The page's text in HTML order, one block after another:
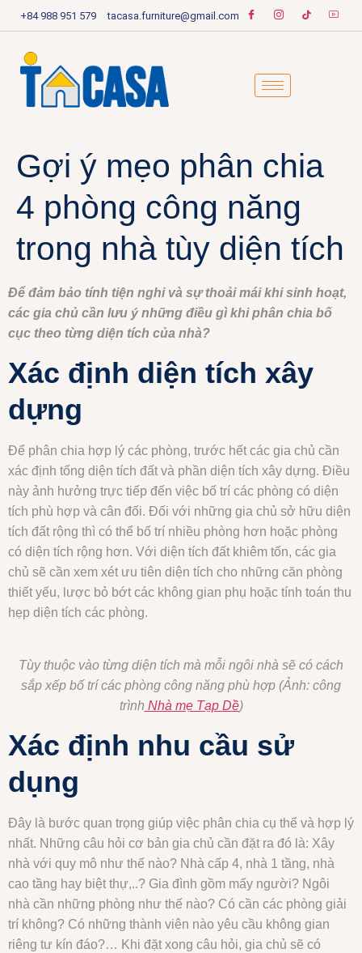
+84 988 951 579 tacasa.furniture@gmail.com
Gợi ý mẹo phân chia
4 phòng công năng
trong nhà tùy diện tích
Để đảm bảo tính tiện nghi và sự thoải mái khi sinh hoạt,
các gia chủ cần lưu ý những điều gì khi phân chia bố
cục theo từng diện tích của nhà?
Xác định diện tích xây
dựng
Để phân chia hợp lý các phòng, trước hết các gia chủ cần
xác định tổng diện tích đất và phần diện tích xây dựng. Điều
này ảnh hưởng trực tiếp đến việc bố trí các phòng có diện
tích phù hợp và cân đối. Đối với những gia chủ sở hữu diện
tích đất rộng thì có thể bố trí nhiều phòng hơn hoặc phòng
có diện tích rộng hơn. Với diện tích đất khiêm tốn, các gia
chủ sẽ cần xem xét ưu tiên diện tích cho những căn phòng
thiết yếu, lược bỏ bớt các không gian phụ hoặc tính toán thu
hẹp diện tích các phòng.
Tùy thuộc vào từng diện tích mà mỗi ngôi nhà sẽ có cách
sắp xếp bố trí các phòng công năng phù hợp (Ảnh: công
trình Nhà mẹ Tạp Dề)
Xác định nhu cầu sử
dụng
Đây là bước quan trọng giúp việc phân chia cụ thể và hợp lý
nhất. Những câu hỏi cơ bản gia chủ cần đặt ra đó là: Xây
nhà với quy mô như thế nào? Nhà cấp 4, nhà 1 tầng, nhà
cao tầng hay biệt thự,..? Gia đình gồm mấy người? Ngôi
nhà cần những phòng như thế nào? Có cần các phòng giải
trí không? Có những thành viên nào yêu cầu không gian
riêng tư kín đáo?… Khi đặt xong câu hỏi, gia chủ sẽ có